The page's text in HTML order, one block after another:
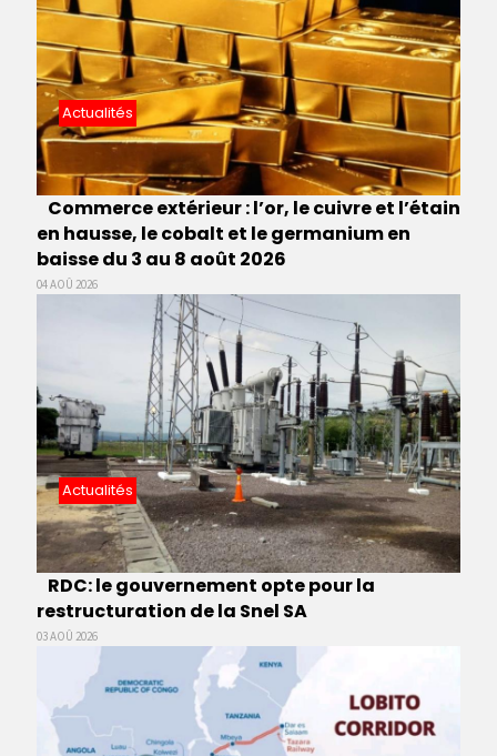
Actualités
Commerce extérieur : l’or, le cuivre et l’étain
en hausse, le cobalt et le germanium en
baisse du 3 au 8 août 2026
04 AOÛ 2026
Actualités
RDC: le gouvernement opte pour la
restructuration de la Snel SA
03 AOÛ 2026